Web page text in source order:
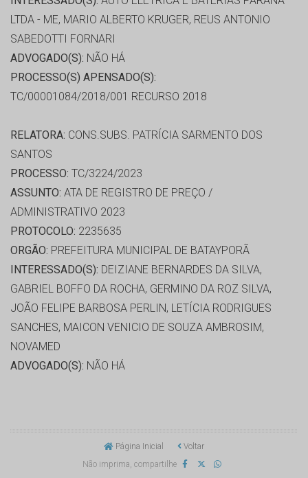
LTDA - ME, MARIO ALBERTO KRUGER, REUS ANTONIO
SABEDOTTI FORNARI
ADVOGADO(S): NÃO HÁ
PROCESSO(S) APENSADO(S):
TC/00001084/2018/001 RECURSO 2018
RELATORA: CONS.SUBS. PATRÍCIA SARMENTO DOS
SANTOS
PROCESSO: TC/3224/2023
ASSUNTO: ATA DE REGISTRO DE PREÇO /
ADMINISTRATIVO 2023
PROTOCOLO: 2235635
ORGÃO: PREFEITURA MUNICIPAL DE BATAYPORÃ
INTERESSADO(S): DEIZIANE BERNARDES DA SILVA,
GABRIEL BOFFO DA ROCHA, GERMINO DA ROZ SILVA,
JOÃO FELIPE BARBOSA PERLIN, LETÍCIA RODRIGUES
SANCHES, MAICON VENICIO DE SOUZA AMBROSIM,
NOVAMED
ADVOGADO(S): NÃO HÁ
Página Inicial
Voltar
Não imprima, compartilhe